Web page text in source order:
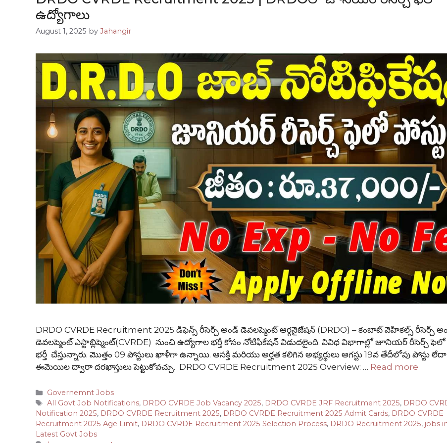
ఉద్యోగాలు
August 1, 2025 by Jahangir
DRDO CVRDE Recruitment 2025 డిఫెన్స్ రీసెర్చ్ అండ్ డెవలప్మెంట్ ఆర్గనైజేషన్ (DRDO) – కంబాట్ వెహికల్స్ రీసెర్చ్
డెవలప్మెంట్ ఎస్టాబ్లిష్మెంట్(CVRDE) నుంచి ఉద్యోగాల భర్తీ కోసం నోటిఫికేషన్ విడుదలైంది. వివిధ విభాగాల్లో జూనియర్ రీసెర్చ్ ఫెలో
భర్తీ చేస్తున్నారు. మొత్తం 09 పోస్టులు ఖాళీగా ఉన్నాయి. ఆసక్తి మరియు అర్హత కలిగిన అభ్యర్థులు ఆగస్టు 19వ తేదీలోపు పోస్టు లేదా
ఈమెయిల ద్వారా దరఖాస్తులు పెట్టుకోవచ్చు. DRDO CVRDE Recruitment 2025 Overview: … Read more
Categories
Governemnt Jobs
Tags
All Govt Job Notifications, DRDO CVRDE Job Vacancy 2025, DRDO CVRDE JRF Recruitment 2025, DRDO
Notification 2025, DRDO CVRDE Recruitment 2025, DRDO CVRDE Recruitment 2025 Admit Cards, DRDO CVRDE
Recruitment 2025 Age Limit, DRDO CVRDE Recruitment 2025 Selection Process, DRDO Recruitment 2025, jobs
Latest Govt Jobs